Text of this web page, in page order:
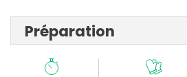
Préparation